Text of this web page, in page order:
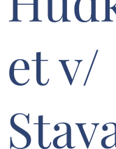
et v/